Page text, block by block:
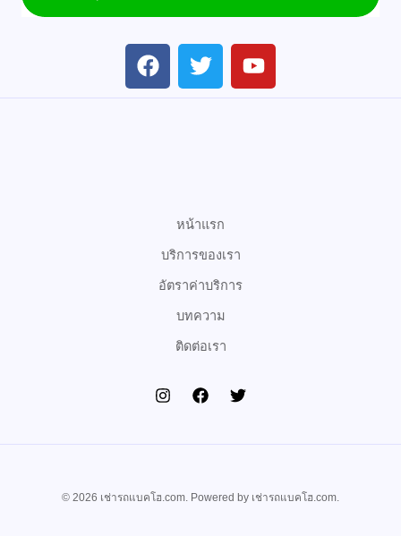
F
a
c
T
w
i
Y
o
u
หน้าแรก
บริการของเรา
อัตราค่าบริการ
บทความ
ติดต่อเรา
© 2026 เช่ารถแบคโฮ.com. Powered by เช่ารถแบคโฮ.com.